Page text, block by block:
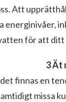
Att
energinivåer,
för att ditt
3 Ät
finnas en
missa